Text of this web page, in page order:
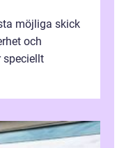
möjliga skick
och
speciellt